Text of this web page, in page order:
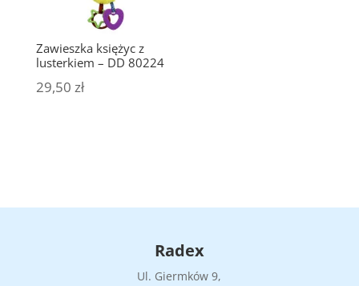
Zawieszka księżyc z
lusterkiem – DD 80224
29,50 zł
Radex
Ul. Giermków 9,